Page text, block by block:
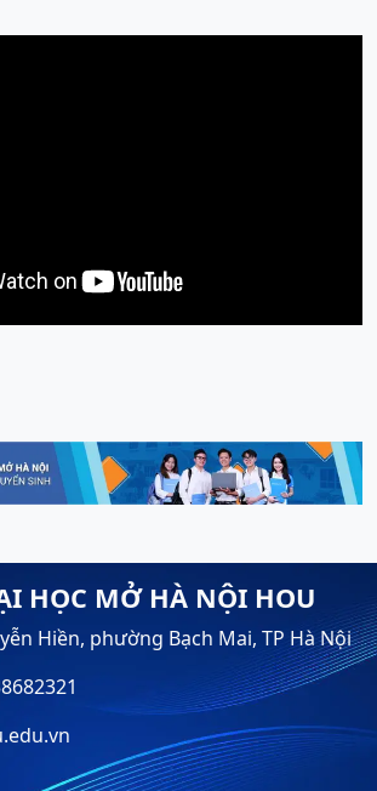
HỌC MỞ HÀ NỘI HOU
Hiền, phường Bạch Mai, TP Hà Nội